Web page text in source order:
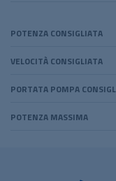
POTENZA CONSIGLIATA
VELOCITÀ CONSIGLIATA
PORTATA POMPA
POTENZA MASSIMA